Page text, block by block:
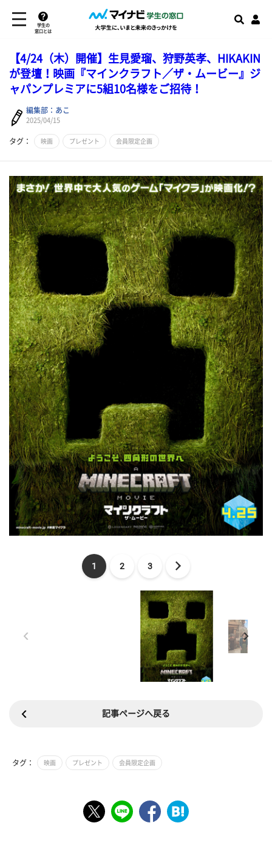
学生の
窓口とは
【4/24（木）開催】生見愛瑠、狩野英孝、HIKAKIN
が登壇！映画『マインクラフト／ザ・ムービー』ジ
ャパンプレミアに5組10名様をご招待！
編集部：あこ
2025/04/15
タグ： 映画 プレゼント 会員限定企画
1 2 3
記事ページへ戻る
タグ： 映画 プレゼント 会員限定企画